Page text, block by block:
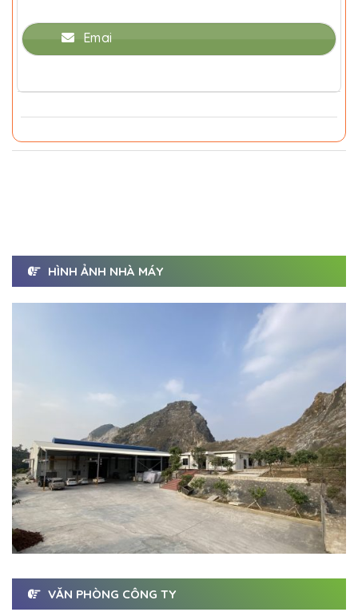
Emai
HÌNH ẢNH NHÀ MÁY
VĂN PHÒNG CÔNG TY